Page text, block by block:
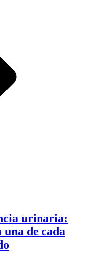
urinaria:
una de cada